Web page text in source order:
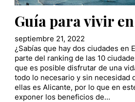
Guía para vivir
septiembre 21, 2022
¿Sabías que hay dos ciudades en
parte del ranking de las 10
que es posible disfrutar de una
todo lo necesario y sin necesidad
ellas es Alicante, por lo que en
exponer los beneficios de…